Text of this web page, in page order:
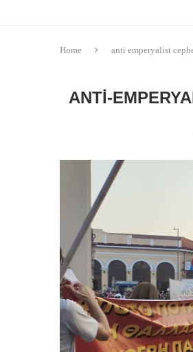
Home anti emperyalist
ANTI-